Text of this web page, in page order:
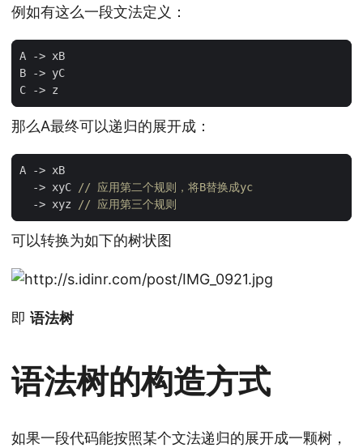
例如有这么一段文法定义：
A -> xB
B
-> yC
C
-> z
那么A最终可以递归的展开成：
A -> xB
-> xyC // 应用第二个规则，将B替换成yc
-> xyz // 应用第三个规则
可以转换为如下的树状图
即 语法树
语法树的构造方式
如果一段代码能按照某个文法递归的展开成一颗树，